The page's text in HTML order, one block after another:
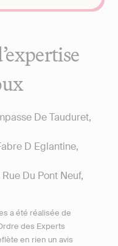
De Tauduret,
D Eglantine,
Du Pont Neuf,
a été réalisée de
des Experts
en rien un avis